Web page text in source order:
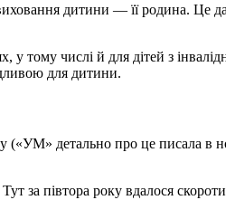
дитини — її родина. Це
у тому числі й для дітей з
для дитини.
(«УМ» детально про це писала
за півтора року вдалося